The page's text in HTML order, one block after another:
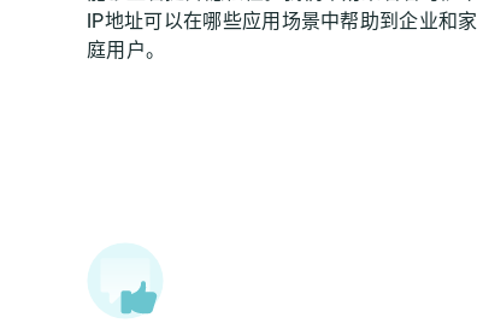
IP地址可以在哪些应用场景中帮助到企业和家
庭用户。